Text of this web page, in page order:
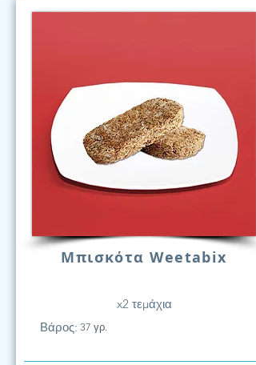
Μπισκότα Weetabix
x2 τεμάχια
Βάρος: 37 γρ.